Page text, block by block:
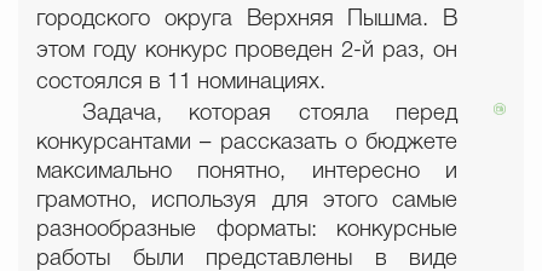
городского округа Верхняя Пышма. В
этом году конкурс проведен 2-й раз, он
состоялся в 11 номинациях.
Задача, которая стояла перед
конкурсантами – рассказать о бюджете
максимально понятно, интересно и
грамотно, используя для этого самые
разнообразные форматы: конкурсные
работы были представлены в виде